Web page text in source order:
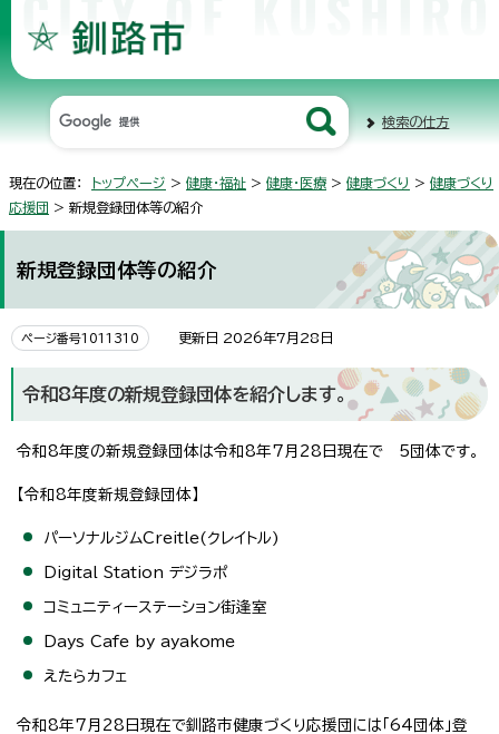
検索の仕方
現在の位置： トップページ > 健康・福祉 > 健康・医療 > 健康づくり > 健康づくり
応援団 > 新規登録団体等の紹介
新規登録団体等の紹介
ページ番号1011310 更新日 2026年7月28日
令和8年度の新規登録団体を紹介します。
令和8年度の新規登録団体は令和8年7月28日現在で 5団体です。
【令和8年度新規登録団体】
パーソナルジムCreitle(クレイトル)
Digital Station デジラポ
コミュニティーステーション街逢室
Days Cafe by ayakome
えたらカフェ
令和8年7月28日現在で釧路市健康づくり応援団には「64団体」登